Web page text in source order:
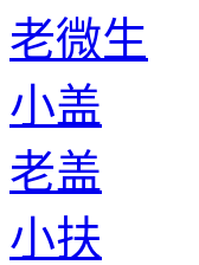
老微生
小盖
老盖
小扶